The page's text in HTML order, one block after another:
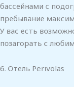
бассейнами с
пребывание
У вас есть
позагорать с
6. Отель Perivolas